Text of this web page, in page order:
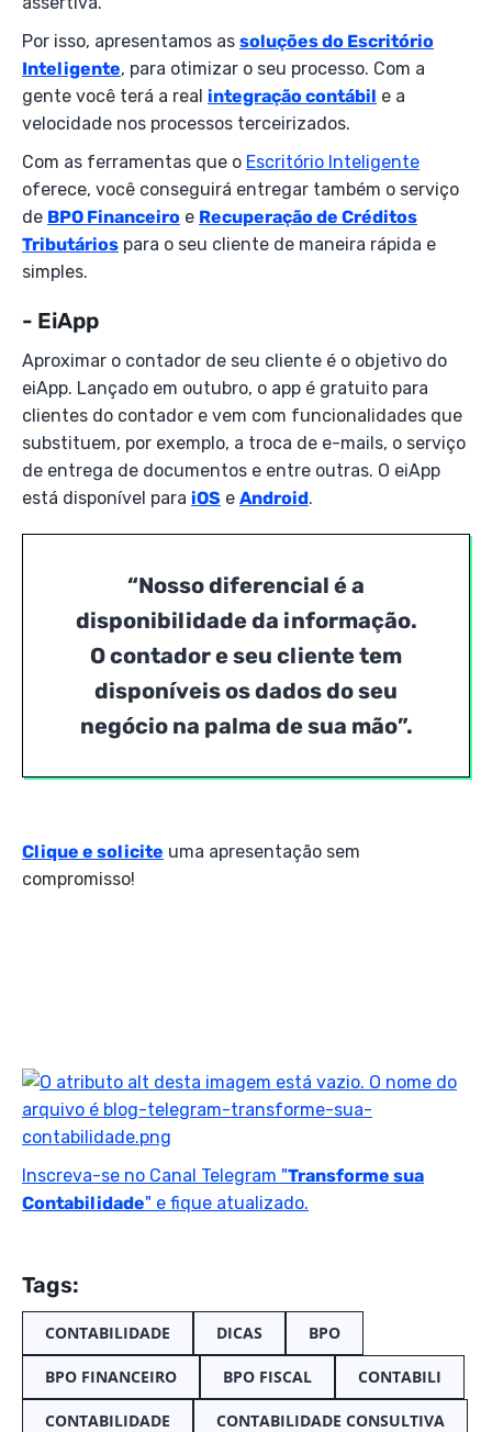
Por isso, apresentamos as soluções do Escritório
Inteligente, para otimizar o seu processo. Com a
gente você terá a real integração contábil e a
velocidade nos processos terceirizados.
Com as ferramentas que o Escritório Inteligente
oferece, você conseguirá entregar também o serviço
de BPO Financeiro e Recuperação de Créditos
Tributários para o seu cliente de maneira rápida e
simples.
- EiApp
Aproximar o contador de seu cliente é o objetivo do
eiApp. Lançado em outubro, o app é gratuito para
clientes do contador e vem com funcionalidades que
substituem, por exemplo, a troca de e-mails, o serviço
de entrega de documentos e entre outras. O eiApp
está disponível para iOS e Android.
“Nosso diferencial é a
disponibilidade da informação.
O contador e seu cliente tem
disponíveis os dados do seu
negócio na palma de sua mão”.
Clique e solicite uma apresentação sem
compromisso!
Inscreva-se no Canal Telegram "Transforme sua
Contabilidade" e fique atualizado.
Tags:
CONTABILIDADE DICAS BPO
BPO FINANCEIRO BPO FISCAL CONTABILI
CONTABILIDADE CONTABILIDADE CONSULTIVA